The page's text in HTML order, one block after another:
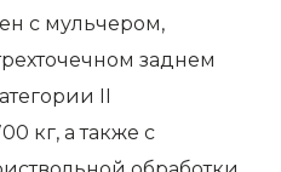
с мульчером,
заднем
II
кг, а также с